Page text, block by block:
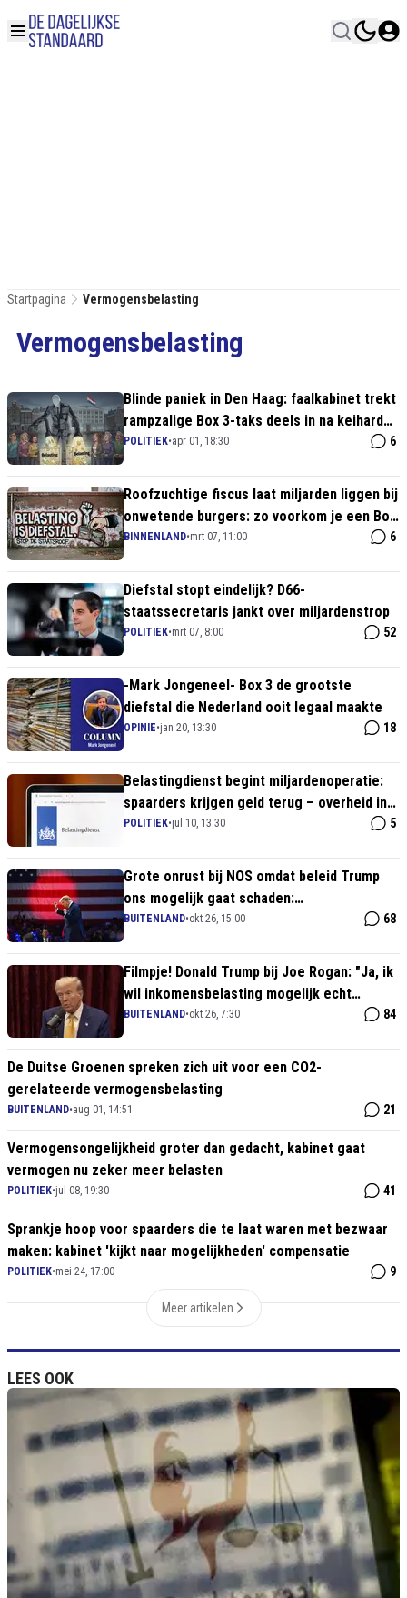
Startpagina Vermogensbelasting
Vermogensbelasting
Blinde paniek in Den Haag: faalkabinet trekt
rampzalige Box 3-taks deels in na keiharde
kritiek
POLITIEK•apr 01, 18:30 6
Roofzuchtige fiscus laat miljarden liggen bij
onwetende burgers: zo voorkom je een Box
3-strop
BINNENLAND•mrt 07, 11:00 6
Diefstal stopt eindelijk? D66-
staatssecretaris jankt over miljardenstrop
POLITIEK•mrt 07, 8:00 52
-Mark Jongeneel- Box 3 de grootste
diefstal die Nederland ooit legaal maakte
OPINIE•jan 20, 13:30 18
Belastingdienst begint miljardenoperatie:
spaarders krijgen geld terug – overheid in
paniek
POLITIEK•jul 10, 13:30 5
Grote onrust bij NOS omdat beleid Trump
ons mogelijk gaat schaden:
"Importheffingen kosten ons 10 miljard!"
BUITENLAND•okt 26, 15:00 68
Filmpje! Donald Trump bij Joe Rogan: "Ja, ik
wil inkomensbelasting mogelijk echt
afschaffen"
BUITENLAND•okt 26, 7:30 84
De Duitse Groenen spreken zich uit voor een CO2-
gerelateerde vermogensbelasting
BUITENLAND•aug 01, 14:51 21
Vermogensongelijkheid groter dan gedacht, kabinet gaat
vermogen nu zeker meer belasten
POLITIEK•jul 08, 19:30 41
Sprankje hoop voor spaarders die te laat waren met bezwaar
maken: kabinet 'kijkt naar mogelijkheden' compensatie
POLITIEK•mei 24, 17:00 9
Meer artikelen
LEES OOK